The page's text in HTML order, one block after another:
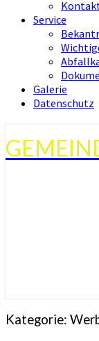
Service
Galerie
Datenschutz
Kategorie: